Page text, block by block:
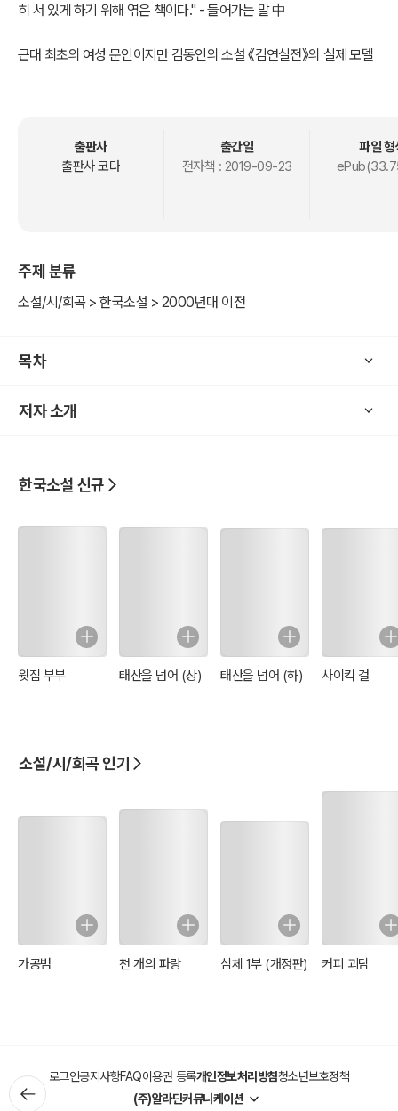
히 서 있게 하기 위해 엮은 책이다." - 들어가는 말 中
근대 최초의 여성 문인이지만 김동인의 소설 《김연실전》의 실제 모델
작가라는 본래의 '김명순'을 돌려주자.
출판사
출판사 코다
출간일
전자책 : 2019-09-23
파일 형
주제 분류
소설/시/희곡 > 한국소설 > 2000년대 이전
목차
저자 소개
한국소설 신규
윗집 부부 태산을 넘어 (상) 태산을 넘어 (하) 사이킥 걸
소설/시/희곡 인기
가공범 천 개의 파랑 삼체 1부 (개정판) 커피 괴담
로그인공지사항FAQ이용권 등록개인정보처리방침청소년보호정책
(주)알라딘커뮤니케이션